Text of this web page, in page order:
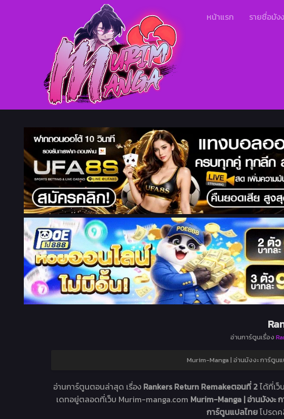
หน้าแรก รายชื่อมัง
อ่านการ์ตูนเรื่อง
Murim-Manga | อ่านมังงะ การ์ตูน
อ่านการ์ตูนตอนล่าสุด เรื่อง Rankers Return Remakeตอนที่ 2ได้ที่เ
เดทอยู่ตลอดที่เว็บ Murim-manga.com Murim-Manga | อ่านมังงะ
การ์ตูนแปลไทยโปรด